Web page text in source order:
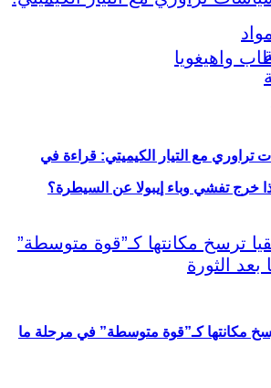
مع التيار الكيميتي: قراءة في
مكانتها كـ”قوة متوسطة” في مرحلة ما